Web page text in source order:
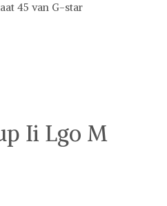
45 van G-star
Ii Lgo M